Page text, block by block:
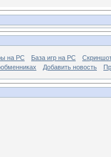
на PC База игр на РС
Добавить новость